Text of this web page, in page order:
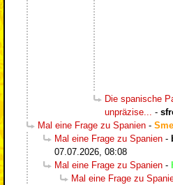
Die spanische
unpräzise... -
Mal eine Frage zu Spanien -
Mal eine Frage zu Spanien -
07.07.2026, 08:08
Mal eine Frage zu Spanien -
Mal eine Frage zu